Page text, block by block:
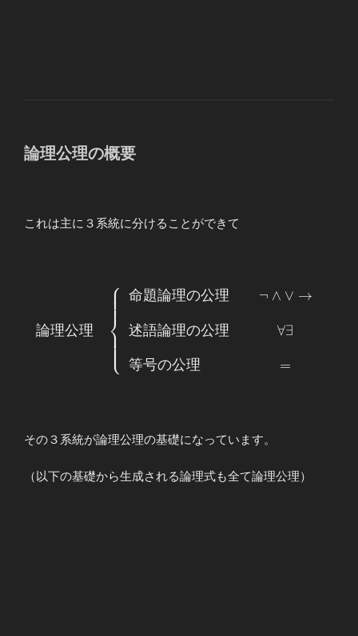
論理公理の概要
これは主に３系統に分けることができて
\begin{array}
理 & \left\{
\begin{array}
の公理 &&
\forall \exists
公理 && =
論理公理
⎩⎪⎪
⎪
⎪
⎪
⎨⎪⎪⎪
⎪
⎪
⎧ 命題論理の公理
述語論理の公理
等号の公理
¬ ∧ ∨ →
∀∃
=
その３系統が論理公理の基礎になっています。
（以下の基礎から生成される論理式も全て論理公理）